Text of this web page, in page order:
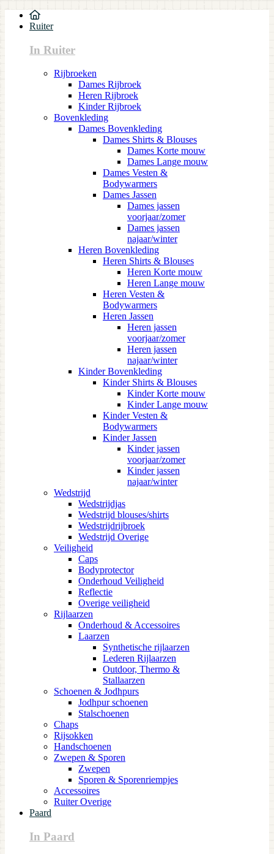
Ruiter
In Ruiter
Rijbroeken
Dames Rijbroek
Heren Rijbroek
Kinder Rijbroek
Bovenkleding
Dames Bovenkleding
Dames Shirts & Blouses
Dames Korte mouw
Dames Lange mouw
Dames Vesten &
Bodywarmers
Dames Jassen
Dames jassen
voorjaar/zomer
Dames jassen
najaar/winter
Heren Bovenkleding
Heren Shirts & Blouses
Heren Korte mouw
Heren Lange mouw
Heren Vesten &
Bodywarmers
Heren Jassen
Heren jassen
voorjaar/zomer
Heren jassen
najaar/winter
Kinder Bovenkleding
Kinder Shirts & Blouses
Kinder Korte mouw
Kinder Lange mouw
Kinder Vesten &
Bodywarmers
Kinder Jassen
Kinder jassen
voorjaar/zomer
Kinder jassen
najaar/winter
Wedstrijd
Wedstrijdjas
Wedstrijd blouses/shirts
Wedstrijdrijbroek
Wedstrijd Overige
Veiligheid
Caps
Bodyprotector
Onderhoud Veiligheid
Reflectie
Overige veiligheid
Rijlaarzen
Onderhoud & Accessoires
Laarzen
Synthetische rijlaarzen
Lederen Rijlaarzen
Outdoor, Thermo &
Stallaarzen
Schoenen & Jodhpurs
Jodhpur schoenen
Stalschoenen
Chaps
Rijsokken
Handschoenen
Zwepen & Sporen
Zwepen
Sporen & Sporenriempjes
Accessoires
Ruiter Overige
Paard
In Paard